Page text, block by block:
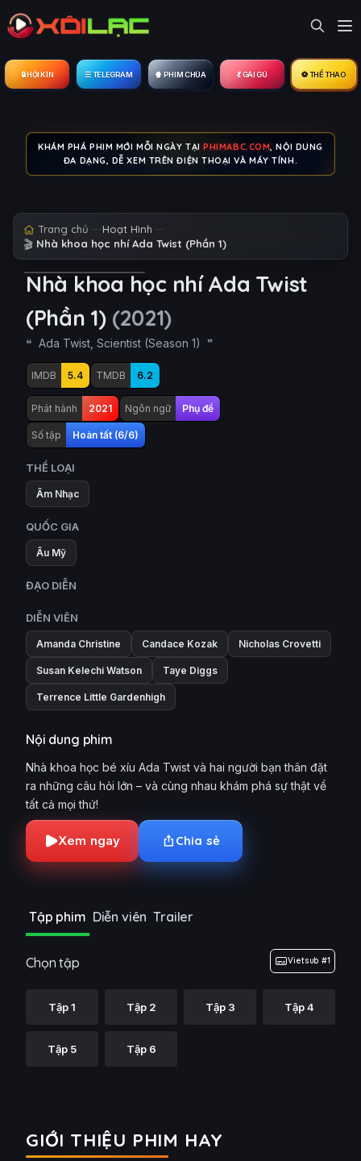
🔒︎ HỘI KÍN ☰ TELEGRAM 🍿 PHIM CHÙA 💃 GÁI GÚ ⚽ THỂ THAO
KHÁM PHÁ PHIM MỚI MỖI NGÀY TẠIPHIMABC.COM, NỘI DUNG
ĐA DẠNG, DỄ XEM TRÊN ĐIỆN THOẠI VÀ MÁY TÍNH.
Trang chủ Hoạt Hình
🎬 Nhà khoa học nhí Ada Twist (Phần 1)
Nhà khoa học nhí Ada Twist
(Phần 1) (2021)
Ada Twist, Scientist (Season 1)
IMDB 5.4 TMDB 6.2
Phát hành 2021 Ngôn ngữ Phụ đề
Số tập Hoàn tất (6/6)
THỂ LOẠI
Âm Nhạc
QUỐC GIA
Âu Mỹ
ĐẠO DIỄN
DIỄN VIÊN
Amanda Christine Candace Kozak Nicholas Crovetti
Susan Kelechi Watson Taye Diggs
Terrence Little Gardenhigh
Nội dung phim
Nhà khoa học bé xíu Ada Twist và hai người bạn thân đặt
ra những câu hỏi lớn – và cùng nhau khám phá sự thật về
tất cả mọi thứ!
Xem ngay Chia sẻ
Tập phim Diễn viên Trailer
Chọn tập Vietsub #1
Tập 1 Tập 2 Tập 3 Tập 4
Tập 5 Tập 6
GIỚI THIỆU PHIM HAY